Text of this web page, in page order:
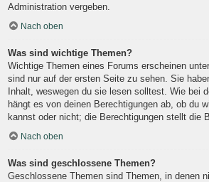
Administration vergeben.
Nach oben
Was sind wichtige Themen?
Wichtige Themen eines Forums erscheinen
sind nur auf der ersten Seite zu sehen. Sie
Inhalt, weswegen du sie lesen solltest. Wie bei
hängt es von deinen Berechtigungen ab, ob du
kannst oder nicht; die Berechtigungen stellt die
Nach oben
Was sind geschlossene Themen?
Geschlossene Themen sind Themen, in denen